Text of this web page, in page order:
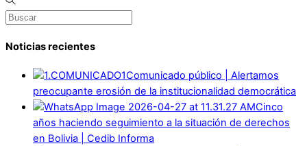
Noticias recientes
Comunicado público | Alertamos
preocupante erosión de la institucionalidad democrática
Cinco
años haciendo seguimiento a la situación de derechos
en Bolivia | Cedib Informa